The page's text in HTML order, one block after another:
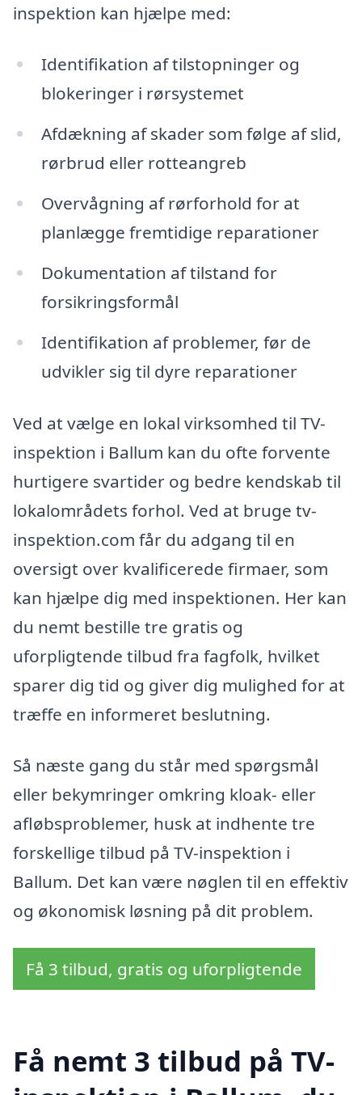
inspektion kan hjælpe med:
Identifikation af tilstopninger og
blokeringer i rørsystemet
Afdækning af skader som følge af slid,
rørbrud eller rotteangreb
Overvågning af rørforhold for at
planlægge fremtidige reparationer
Dokumentation af tilstand for
forsikringsformål
Identifikation af problemer, før de
udvikler sig til dyre reparationer
Ved at vælge en lokal virksomhed til TV-
inspektion i Ballum kan du ofte forvente
hurtigere svartider og bedre kendskab til
lokalområdets forhol. Ved at bruge tv-
inspektion.com får du adgang til en
oversigt over kvalificerede firmaer, som
kan hjælpe dig med inspektionen. Her kan
du nemt bestille tre gratis og
uforpligtende tilbud fra fagfolk, hvilket
sparer dig tid og giver dig mulighed for at
træffe en informeret beslutning.
Så næste gang du står med spørgsmål
eller bekymringer omkring kloak- eller
afløbsproblemer, husk at indhente tre
forskellige tilbud på TV-inspektion i
Ballum. Det kan være nøglen til en effektiv
og økonomisk løsning på dit problem.
Få 3 tilbud, gratis og uforpligtende
Få nemt 3 tilbud på TV-